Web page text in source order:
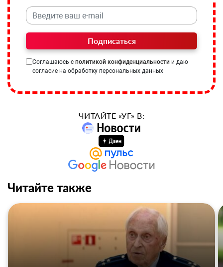
Подписаться
Соглашаюсь с политикой конфиденциальности и даю
согласие на обработку персональных данных
ЧИТАЙТЕ «УГ» В:
Читайте также